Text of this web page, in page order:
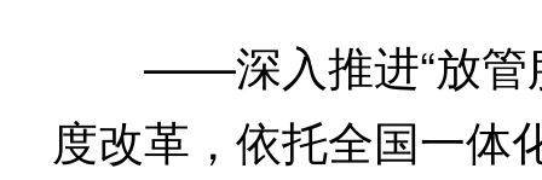
——深入推进“放管服
度改革，依托全国一体